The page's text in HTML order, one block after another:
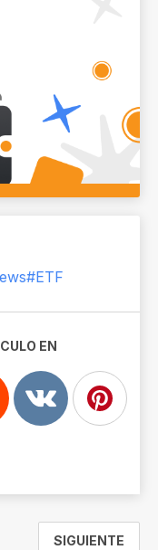
#ETF
EN
SIGUIENTE